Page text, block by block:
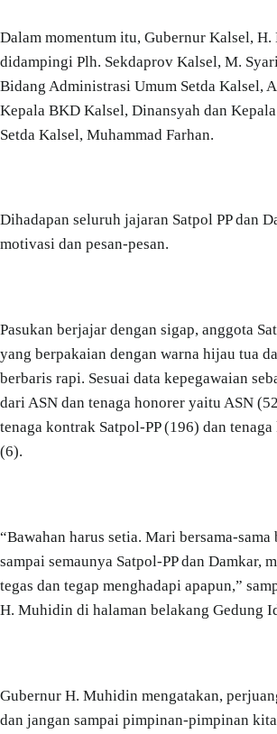
Dalam momentum itu, Gubernur Kalsel,
didampingi Plh. Sekdaprov Kalsel, M.
Bidang Administrasi Umum Setda Kalsel,
Kepala BKD Kalsel, Dinansyah dan
Setda Kalsel, Muhammad Farhan.
Dihadapan seluruh jajaran Satpol PP dan
motivasi dan pesan-pesan.
Pasukan berjajar dengan sigap, anggota
yang berpakaian dengan warna hijau tua
berbaris rapi. Sesuai data kepegawaian
dari ASN dan tenaga honorer yaitu ASN
tenaga kontrak Satpol-PP (196) dan
(6).
“Bawahan harus setia. Mari bersama-sama
sampai semaunya Satpol-PP dan Damkar,
tegas dan tegap menghadapi apapun,”
H. Muhidin di halaman belakang Gedung
Gubernur H. Muhidin mengatakan,
dan jangan sampai pimpinan-pimpinan